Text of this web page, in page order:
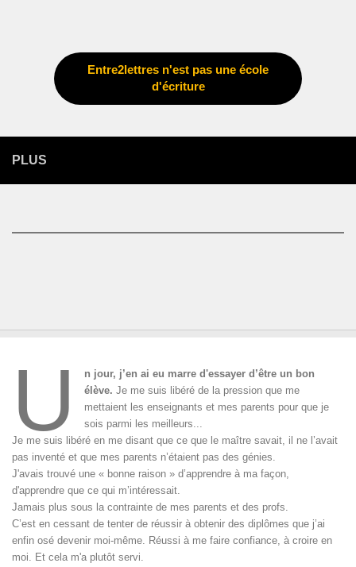
Entre2lettres n'est pas une école
d'écriture
PLUS
U
n jour, j’en ai eu marre d'essayer d’être un bon
élève.Je me suis libéré de la pression que me
mettaient les enseignants et mes parents pour que je
sois parmi les meilleurs...
Je me suis libéré en me disant que ce que le maître savait, il ne l’avait
pas inventé et que mes parents n’étaient pas des génies.
J'avais trouvé une « bonne raison » d’apprendre à ma façon,
d'apprendre que ce qui m’intéressait.
Jamais plus sous la contrainte de mes parents et des profs.
C’est en cessant de tenter de réussir à obtenir des diplômes que j’ai
enfin osé devenir moi-même. Réussi à me faire confiance, à croire en
moi. Et cela m'a plutôt servi.